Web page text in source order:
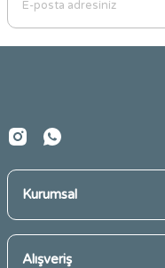
Ürün açıklamasında
Ürün bilgilerinde
Kurumsal
Alışveriş